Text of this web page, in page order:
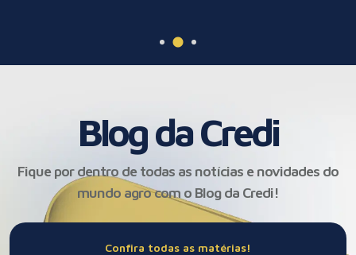
Blog da Credi
Fique por dentro de todas as notícias e novidades do
mundo agro com o Blog da Credi!
Confira todas as matérias!